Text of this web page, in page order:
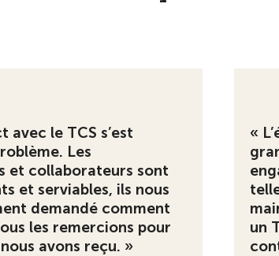
le TCS s’est
Les
et collaborateurs sont
et serviables, ils nous
demandé comment
les remercions pour
avons reçu. »
«
un